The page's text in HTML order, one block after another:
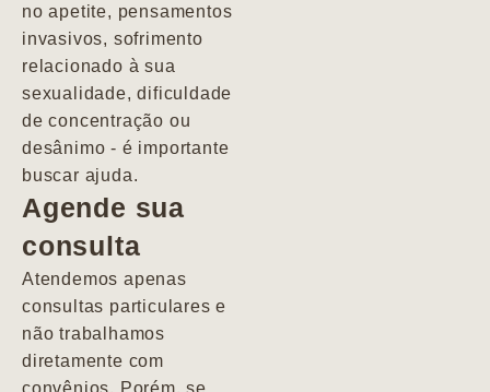
no apetite, pensamentos
invasivos, sofrimento
relacionado à sua
sexualidade, dificuldade
de concentração ou
desânimo - é importante
buscar ajuda.
Agende sua
consulta
Atendemos apenas
consultas particulares e
não trabalhamos
diretamente com
convênios. Porém, se